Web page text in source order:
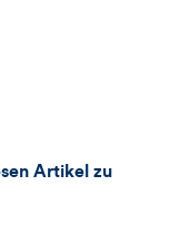
Artikel zu